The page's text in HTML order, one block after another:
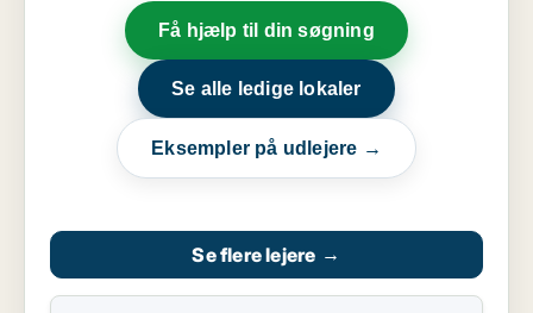
Få hjælp til din søgning
Se alle ledige lokaler
Eksempler på udlejere →
Se flere lejere →